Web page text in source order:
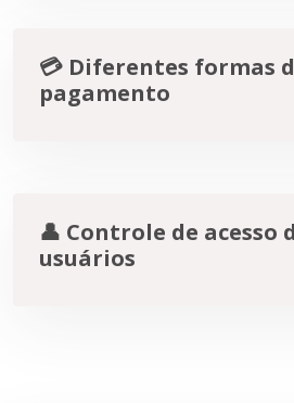
💳 Diferentes formas
pagamento
👤 Controle de acesso
usuários